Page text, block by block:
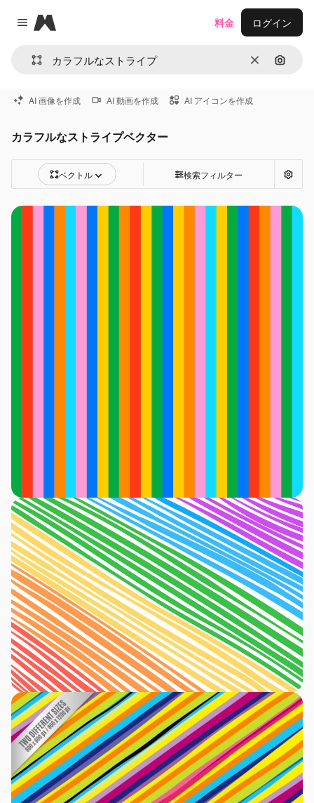
Close menu
Magnific
消去 画像で
料金 ログイン
AI 画像を作成 AI 動画を作成 AI アイコンを作成
カラフルなストライプベクター
ベクトル 検索フィルター